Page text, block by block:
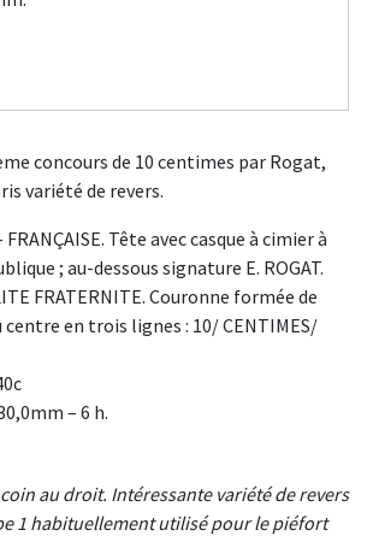
concours de 10 centimes par Rogat,
variété de revers.
Tête avec casque à cimier à
; au-dessous signature E. ROGAT.
FRATERNITE. Couronne formée de
centre en trois lignes : 10/ CENTIMES/
– 6 h.
au droit. Intéressante variété de revers
1 habituellement utilisé pour le piéfort